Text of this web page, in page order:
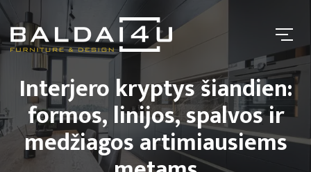
Interjero kryptys šiandien:
formos, linijos, spalvos ir
medžiagos artimiausiems